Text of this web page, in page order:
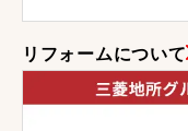
リフォームについて